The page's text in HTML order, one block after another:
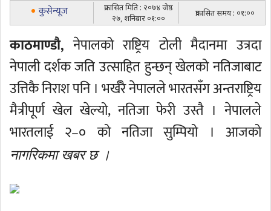
कुसेन्यूज
प्रकासित मिति : २०७४ जेष्ठ
२७, शनिबार ०१:००
प्रकासित समय : ०१:००
काठमाण्डौ, नेपालको राष्ट्रिय टोली मैदानमा उत्रदा
नेपाली दर्शक जति उत्साहित हुन्छन् खेलको नतिजाबाट
उत्तिकै निराश पनि । भर्खरै नेपालले भारतसँग अन्तराष्ट्रिय
मैत्रीपूर्ण खेल खेल्यो, नतिजा फेरी उस्तै । नेपालले
भारतलाई २–० को नतिजा सुम्पियो । आजको
नागरिकमा खबर छ ।